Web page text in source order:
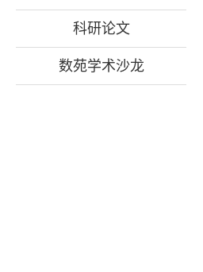
科研论文
数苑学术沙龙